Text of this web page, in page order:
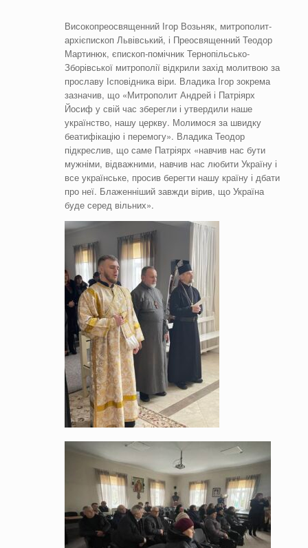
Високопреосвященний Ігор Возьняк, митрополит-
архієпископ Львівський, і Преосвященний Теодор
Мартинюк, єпископ-помічник Тернопільсько-
Зборівської митрополії відкрили захід молитвою за
прославу Ісповідника віри. Владика Ігор зокрема
зазначив, що «Митрополит Андрей і Патріярх
Йосиф у свій час зберегли і утвердили наше
українство, нашу церкву. Молимося за швидку
беатифікацію і перемогу». Владика Теодор
підкреслив, що саме Патріярх «навчив нас бути
мужніми, відважними, навчив нас любити Україну і
все українське, просив берегти нашу країну і дбати
про неї. Блаженніший завжди вірив, що Україна
буде серед вільних».